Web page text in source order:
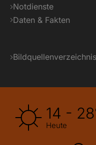
Notdienste
Daten & Fakten
Bildquellenverzeichnis
14 -
Heute